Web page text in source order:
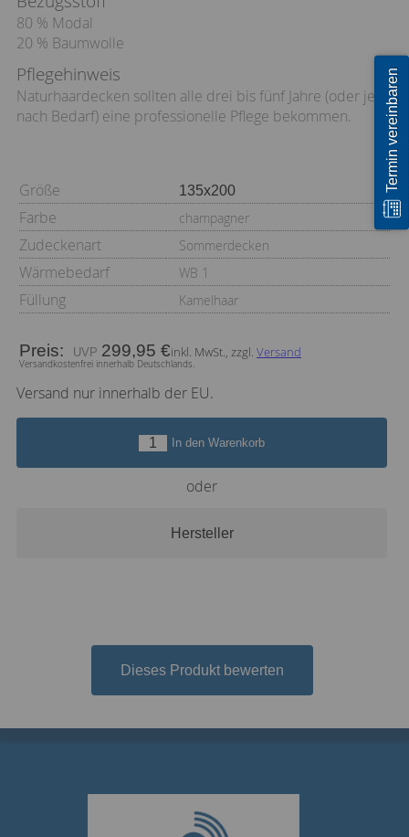
80 % Modal
20 % Baumwolle
Pflegehinweis
Naturhaardecken sollten alle drei bis fünf Jahre (oder je
nach Bedarf) eine professionelle Pflege bekommen.
Größe
Farbe
champagner
Zudeckenart Sommerdecken
Wärmebedarf WB 1
Füllung Kamelhaar
Preis: 299,95 €inkl. MwSt., zzgl. Versand
Versandkostenfrei innerhalb Deutschlands.
Versand nur innerhalb der EU.
In den Warenkorb
oder
Hersteller
Dieses Produkt bewerten
Termin vereinbaren